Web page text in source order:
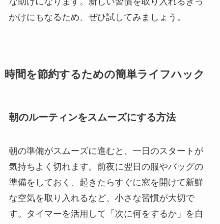
かけにもなるため、ぜひ試してみましょう。
時間を節約するための簡単ライフハック
朝のルーティンをスムーズにする方法
朝の準備がスムーズに進むと、一日のスタートが
気持ちよく切れます。前夜に翌日の服やバッグの
準備をしておく、起きたらすぐに窓を開けて新鮮
な空気を取り入れるなど、小さな習慣が大切で
す。タイマーを活用して「次に何をするか」を自